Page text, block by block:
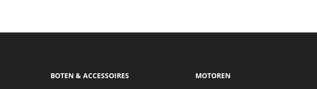
BOTEN & ACCESSOIRES
MOTOREN